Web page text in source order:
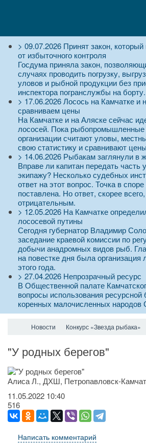
> 09.07.2026 Принят закон,
от избыточного контроля
Госдума приняла закон,
случаях проводить погрузку,
уловов и рыбной продукции без
инспектора погранслужбы на борту.
> 17.06.2026Лосось на Камчатке и
сравниваем цены
На Камчатке и на Аляске сейчас
лососей. Пока рыбопромышленные
организации считают уловы,
свою статистику и сравнивают
> 14.06.2026 Рыбакам заглянули в
Вправе ли капитан передать часть
экипажу? Несколько судебных
ответ на этот вопрос. Точка в
поставлена. Но ответ, скорее
отрицательным.
> 12.05.2026 На Камчатке
лососевой путины
Сегодня губернатор Владимир
заседание краевой комиссии по
добычи анадромных видов рыб.
на повестке дня была организация
этого года.
> 27.04.2026 Непрозрачный ресурс
В Общественной палате
вопросы использования
коренных малочисленных народов
Новости Конкурс «Звезда рыбака»
"У родных берегов"
Алиса Л., ДХШ, Петропавловск-
11.05.2022 10:40
516
Написать комментарий